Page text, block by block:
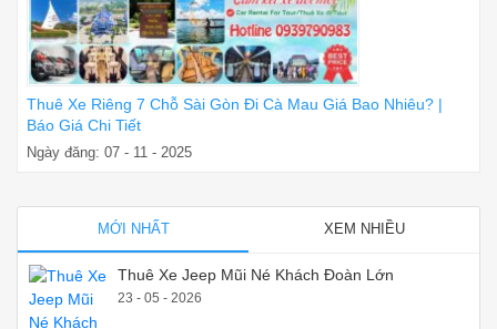
Thuê Xe Riêng 7 Chỗ Sài Gòn Đi Cà Mau Giá Bao Nhiêu? |
Báo Giá Chi Tiết
Ngày đăng: 07 - 11 - 2025
MỚI NHẤT XEM NHIỀU
Thuê Xe Jeep Mũi Né Khách Đoàn Lớn
23 - 05 - 2026